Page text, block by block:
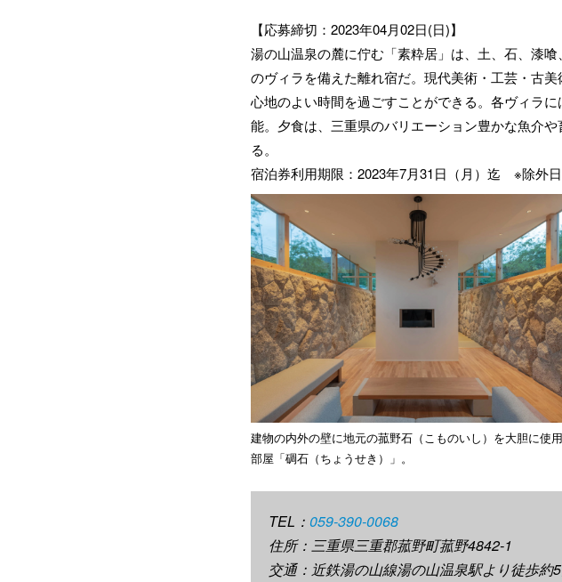
【応募締切：2023年04月02日(日)】
湯の山温泉の麓に佇む「素粋居」は、土、石、漆
のヴィラを備えた離れ宿だ。現代美術・工芸・古
心地のよい時間を過ごすことができる。各ヴィラ
能。夕食は、三重県のバリエーション豊かな魚介
る。
宿泊券利用期限：2023年7月31日（月）迄 ※除外
建物の内外の壁に地元の菰野石（こものいし）を大胆に使
部屋「碉石（ちょうせき）」。
TEL： 059-390-0068
住所：三重県三重郡菰野町菰野4842-1
交通：近鉄湯の山線湯の山温泉駅より徒歩約